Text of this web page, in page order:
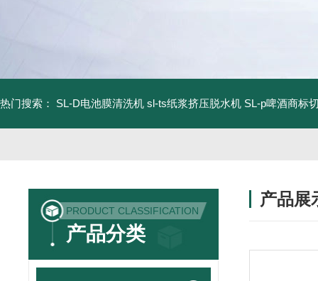
热门搜索： SL-D电池膜清洗机 sl-ts纸浆挤压脱水机 SL-p啤酒商标
PRODUCT CLASSIFICATION
产品分类
产品展